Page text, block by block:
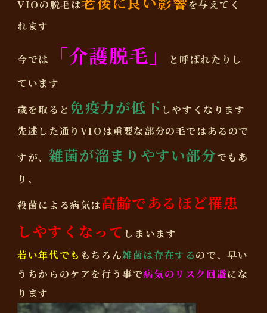
VIOの脱毛は
を与えてく
れます
今では 「介護脱毛」
と呼ばれたりし
ています
歳を取ると 免疫力が低下 しやすくなります
先述した通りVIOは重要な部分の毛ではあるので
すが、 雑菌が溜まりやすい部分でもあ
り、
殺菌による病気は高齢であるほど罹患
しやすくなって しまいます
若い年代でも もちろん雑菌は存在するので、早い
うちからのケアを行う事で病気のリスク回避にな
ります